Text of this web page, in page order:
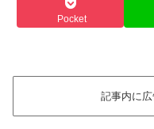
Pocket
記事内に広